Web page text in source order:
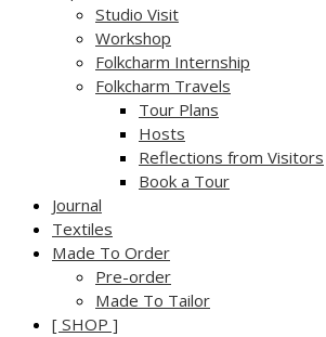
Studio Visit
Workshop
Folkcharm Internship
Folkcharm Travels
Tour Plans
Hosts
Reflections from Visitors
Book a Tour
Journal
Textiles
Made To Order
Pre-order
Made To Tailor
[ SHOP ]